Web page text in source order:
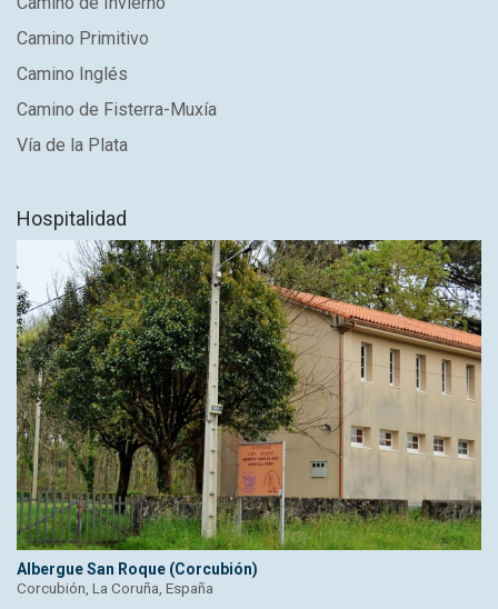
Camino Primitivo
Camino Inglés
Camino de Fisterra-Muxía
Vía de la Plata
Hospitalidad
Albergue San Roque (Corcubión)
Corcubión, La Coruña, España